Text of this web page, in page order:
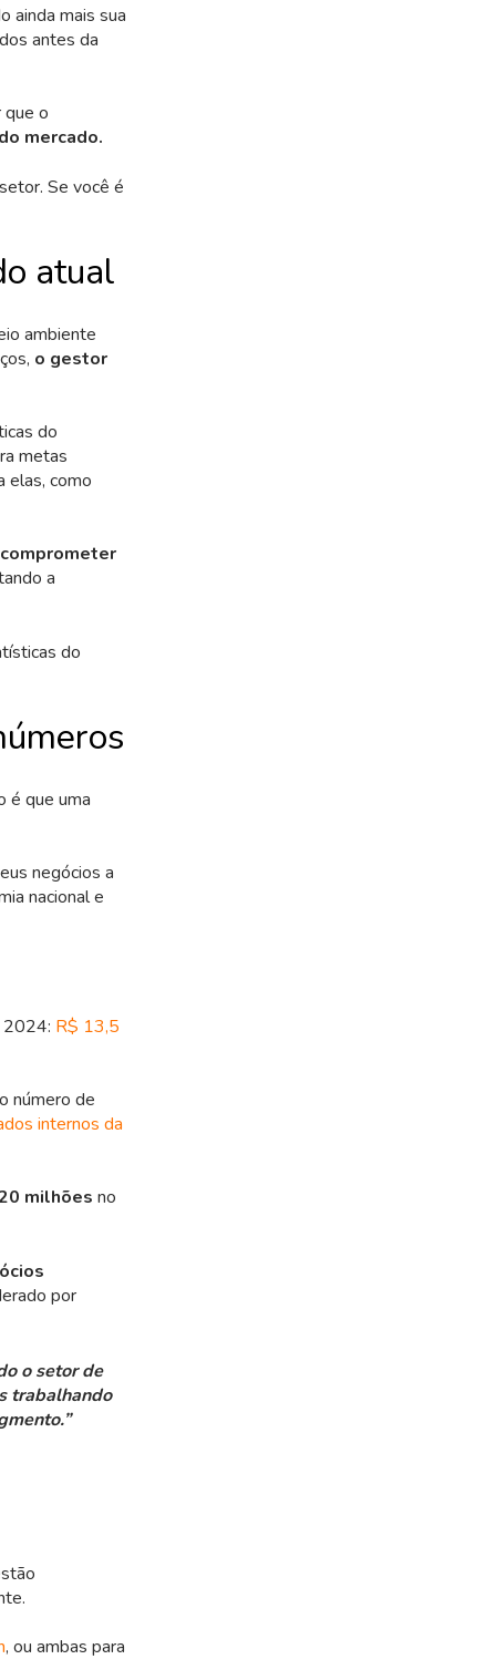
ainda mais sua
antes da
o
mercado.
Se você é
atual
ambiente
o gestor
do
metas
elas, como
comprometer
a
do
é que uma
negócios a
nacional e
2024: R$ 13,5
número de
internos da
milhões no
por
o setor de
trabalhando
, ou ambas para